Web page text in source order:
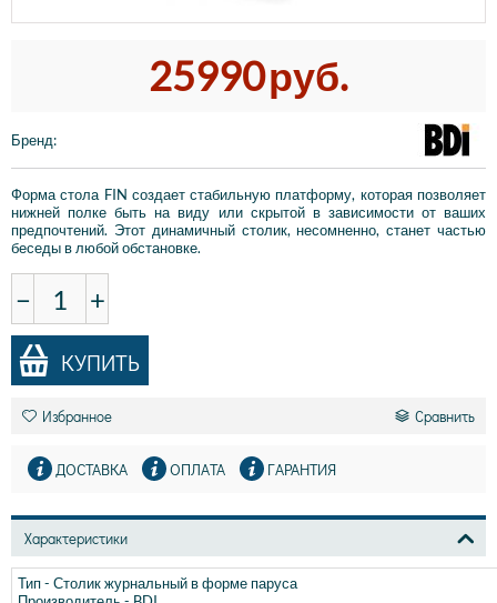
25990руб.
Бренд:
Форма стола FIN создает стабильную платформу, которая позволяет
нижней полке быть на виду или скрытой в зависимости от ваших
предпочтений. Этот динамичный столик, несомненно, станет частью
беседы в любой обстановке.
− +
КУПИТЬ
Избранное Сравнить
ДОСТАВКА ОПЛАТА ГАРАНТИЯ
Характеристики
Тип - Столик журнальный в форме паруса